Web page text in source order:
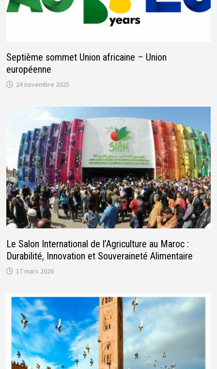
Septième sommet Union africaine – Union
européenne
24 novembre 2025
Le Salon International de l’Agriculture au Maroc :
Durabilité, Innovation et Souveraineté Alimentaire
17 mars 2026